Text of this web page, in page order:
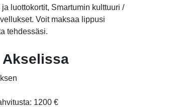
luottokortit, Smartumin kulttuuri /
Voit maksaa lippusi
tehdessäsi.
Akselissa
1200 €